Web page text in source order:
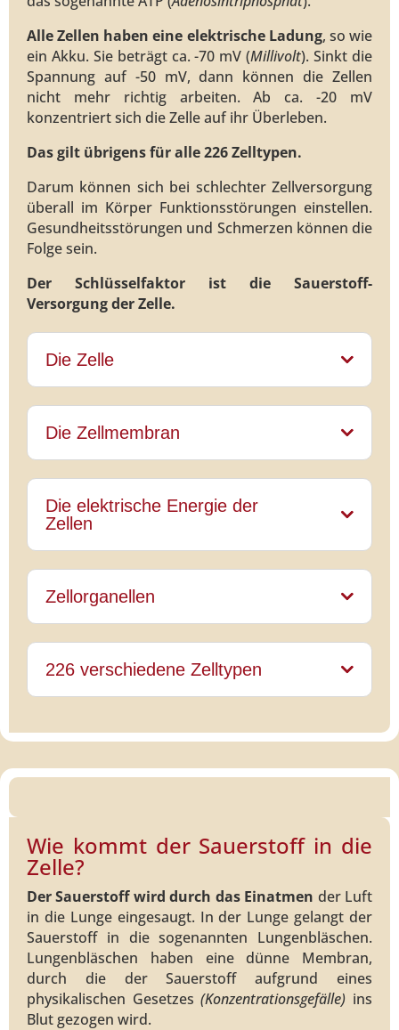
Alle Zellen haben eine elektrische Ladung, so wie
ein Akku. Sie beträgt ca. -70 mV (Millivolt). Sinkt die
Spannung auf -50 mV, dann können die Zellen
nicht mehr richtig arbeiten. Ab ca. -20 mV
konzentriert sich die Zelle auf ihr Überleben.
Das gilt übrigens für alle 226 Zelltypen.
Darum können sich bei schlechter Zellversorgung
überall im Körper Funktionsstörungen einstellen.
Gesundheitsstörungen und Schmerzen können die
Folge sein.
Der Schlüsselfaktor ist die Sauerstoff-
Versorgung der Zelle.
Die Zelle
Die Zellmembran
Die elektrische Energie der
Zellen
Zellorganellen
226 verschiedene Zelltypen
Wie kommt der Sauerstoff in die
Zelle?
Der Sauerstoff wird durch das Einatmen der Luft
in die Lunge eingesaugt. In der Lunge gelangt der
Sauerstoff in die sogenannten Lungenbläschen.
Lungenbläschen haben eine dünne Membran,
durch die der Sauerstoff aufgrund eines
physikalischen Gesetzes(Konzentrationsgefälle) ins
Blut gezogen wird.